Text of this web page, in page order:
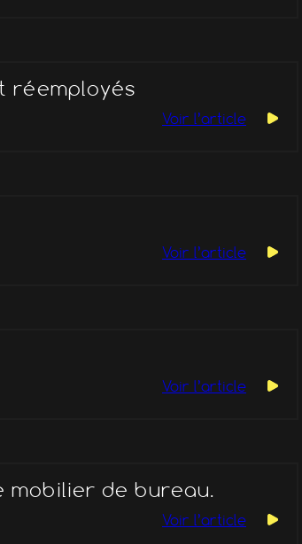
réemployés
Voir l’article
Voir l’article
Voir l’article
mobilier de bureau.
Voir l’article